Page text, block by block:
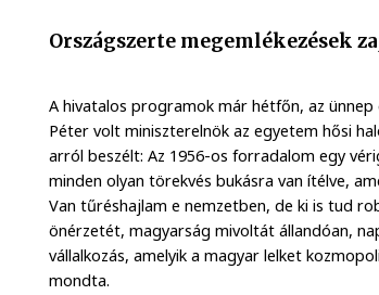
Országszerte megemlékezések
A hivatalos programok már hétfőn, az
Péter volt miniszterelnök az egyetem hősi
arról beszélt: Az 1956-os forradalom egy
minden olyan törekvés bukásra van ítélve,
Van tűréshajlam e nemzetben, de ki is tud
önérzetét, magyarság mivoltát állandóan,
vállalkozás, amelyik a magyar lelket
mondta.